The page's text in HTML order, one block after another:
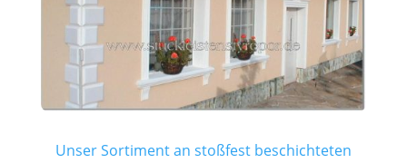
Unser Sortiment an stoßfest beschichteten